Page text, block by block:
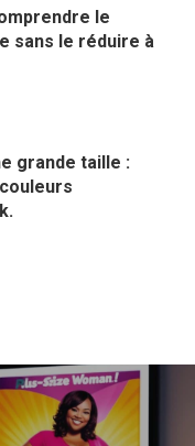
le
sans le réduire à
grande taille :